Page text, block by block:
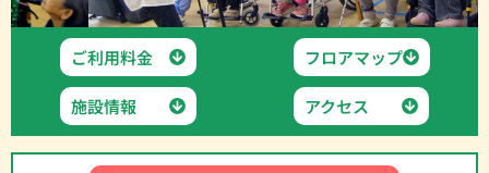
ご利用料金 フロアマップ
施設情報 アクセス